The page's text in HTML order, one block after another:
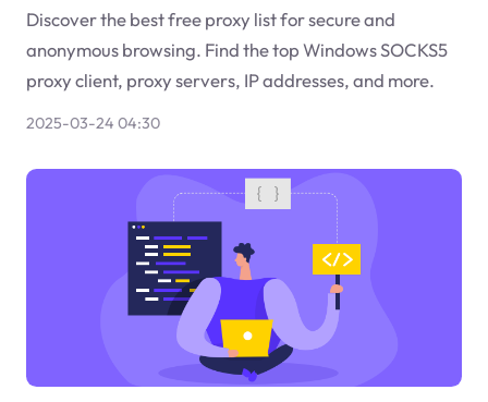
Discover the best free proxy list for secure and
anonymous browsing. Find the top Windows SOCKS5
proxy client, proxy servers, IP addresses, and more.
2025-03-24 04:30